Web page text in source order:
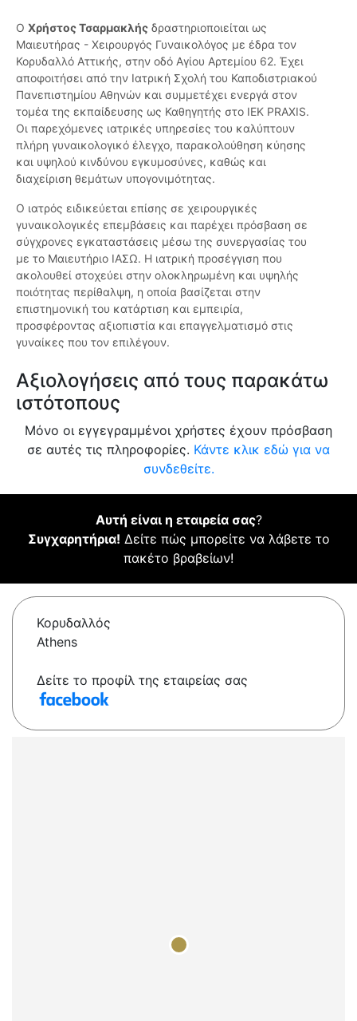
Ο Χρήστος Τσαρμακλής δραστηριοποιείται ως
Μαιευτήρας - Χειρουργός Γυναικολόγος με έδρα τον
Κορυδαλλό Αττικής, στην οδό Αγίου Αρτεμίου 62. Έχει
αποφοιτήσει από την Ιατρική Σχολή του Καποδιστριακού
Πανεπιστημίου Αθηνών και συμμετέχει ενεργά στον
τομέα της εκπαίδευσης ως Καθηγητής στο ΙΕΚ PRAXIS.
Οι παρεχόμενες ιατρικές υπηρεσίες του καλύπτουν
πλήρη γυναικολογικό έλεγχο, παρακολούθηση κύησης
και υψηλού κινδύνου εγκυμοσύνες, καθώς και
διαχείριση θεμάτων υπογονιμότητας.
Ο ιατρός ειδικεύεται επίσης σε χειρουργικές
γυναικολογικές επεμβάσεις και παρέχει πρόσβαση σε
σύγχρονες εγκαταστάσεις μέσω της συνεργασίας του
με το Μαιευτήριο ΙΑΣΩ. Η ιατρική προσέγγιση που
ακολουθεί στοχεύει στην ολοκληρωμένη και υψηλής
ποιότητας περίθαλψη, η οποία βασίζεται στην
επιστημονική του κατάρτιση και εμπειρία,
προσφέροντας αξιοπιστία και επαγγελματισμό στις
γυναίκες που τον επιλέγουν.
Αξιολογήσεις από τους παρακάτω
ιστότοπους
Μόνο οι εγγεγραμμένοι χρήστες έχουν πρόσβαση
σε αυτές τις πληροφορίες. Κάντε κλικ εδώ για να
συνδεθείτε.
Αυτή είναι η εταιρεία σας?
Συγχαρητήρια! Δείτε πώς μπορείτε να λάβετε το
πακέτο βραβείων!
Κορυδαλλός
Athens
Δείτε το προφίλ της εταιρείας σας